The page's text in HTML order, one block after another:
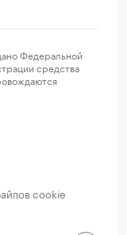
Федеральной
средства
cookie